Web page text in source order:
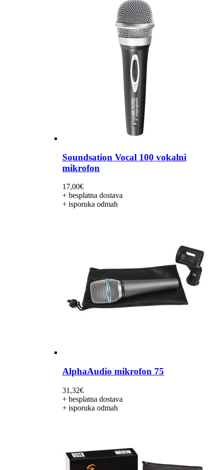
Soundsation Vocal 100 vokalni
mikrofon
17,00€
+ besplatna dostava
+ isporuka odmah
AlphaAudio mikrofon 75
31,32€
+ besplatna dostava
+ isporuka odmah